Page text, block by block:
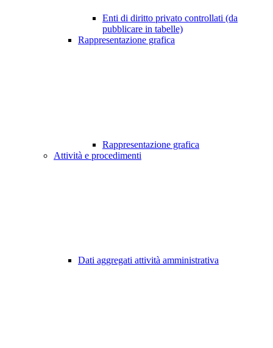
Enti di diritto privato controllati (da
pubblicare in tabelle)
Rappresentazione grafica
Rappresentazione grafica
Attività e procedimenti
Dati aggregati attività amministrativa